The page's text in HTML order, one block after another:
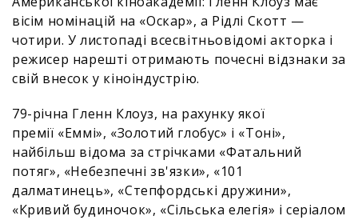
вісім номінацій на «Оскар», а Рідлі Скотт —
чотири. У листопаді всесвітньовідомі акторка і
режисер нарешті отримають почесні відзнаки за
свій внесок у кіноіндустрію.
79-річна Гленн Клоуз, на рахунку якої
премії «Еммі», «Золотий глобус» і «Тоні»,
найбільш відома за стрічками «Фатальний
потяг», «Небезпечні зв'язки», «101
далматинець», «Степфордські дружини»,
«Кривий будиночок», «Сільська елегія» і серіалом